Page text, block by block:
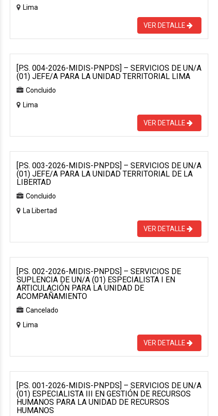
Lima
VER DETALLE
[P.S. 004-2026-MIDIS-PNPDS] – SERVICIOS DE UN/A
(01) JEFE/A PARA LA UNIDAD TERRITORIAL LIMA
Concluido
Lima
VER DETALLE
[P.S. 003-2026-MIDIS-PNPDS] – SERVICIOS DE UN/A
(01) JEFE/A PARA LA UNIDAD TERRITORIAL DE LA
LIBERTAD
Concluido
La Libertad
VER DETALLE
[P.S. 002-2026-MIDIS-PNPDS] – SERVICIOS DE
SUPLENCIA DE UN/A (01) ESPECIALISTA I EN
ARTICULACIÓN PARA LA UNIDAD DE
ACOMPAÑAMIENTO
Cancelado
Lima
VER DETALLE
[P.S. 001-2026-MIDIS-PNPDS] – SERVICIOS DE UN/A
(01) ESPECIALISTA III EN GESTIÓN DE RECURSOS
HUMANOS PARA LA UNIDAD DE RECURSOS
HUMANOS